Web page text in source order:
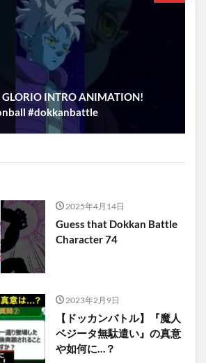
GLORIO INTRO ANIMATION!
#dokkanbattle
2025年4月14日
Guess that Dokkan Battle
Character 74
2023年2月9日
【ドッカンバトル】『魔人
ベジータ無駄遣い』の真意
や如何に…？